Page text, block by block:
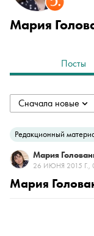
Мария
Посты
Сначала новые
collapsed
Сначала новые
Сначала старые
Редакционный
Мария
26 ИЮНЯ 2015 Г.,
Мария